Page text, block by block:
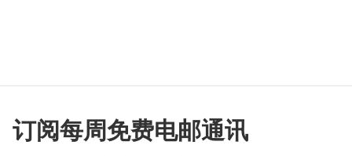
订阅每周免费电邮通讯